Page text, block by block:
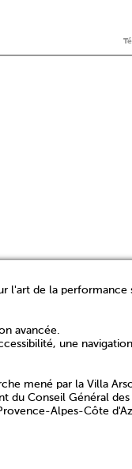
l'art de la performance
avancée.
une navigation
mené par la Villa
du Conseil Général des
Alpes-Côte